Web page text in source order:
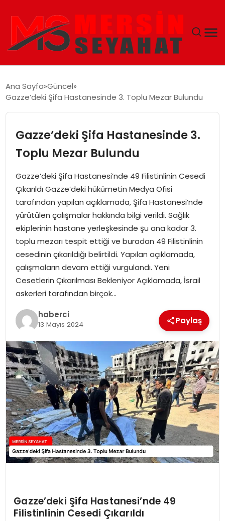
EĞITIM
TEKNOLOJI
GÜNCEL
Ana Sayfa Güncel
Gazze’deki Şifa Hastanesinde 3. Toplu Mezar Bulundu
Gazze’deki Şifa Hastanesinde 3.
Toplu Mezar Bulundu
Gazze’deki Şifa Hastanesi’nde 49 Filistinlinin Cesedi
Çıkarıldı Gazze’deki hükümetin Medya Ofisi
tarafından yapılan açıklamada, Şifa Hastanesi’nde
yürütülen çalışmalar hakkında bilgi verildi. Sağlık
ekiplerinin hastane yerleşkesinde şu ana kadar 3.
toplu mezarı tespit ettiği ve buradan 49 Filistinlinin
cesedinin çıkarıldığı belirtildi. Yapılan açıklamada,
çalışmaların devam ettiği vurgulandı. Yeni
Cesetlerin Çıkarılması Bekleniyor Açıklamada, İsrail
askerleri tarafından birçok…
haberci
13 Mayıs 2024 Paylaş
Gazze’deki Şifa Hastanesi’nde 49
Filistinlinin Cesedi Çıkarıldı